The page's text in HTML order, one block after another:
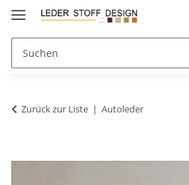
Zurück zur Liste Autoleder